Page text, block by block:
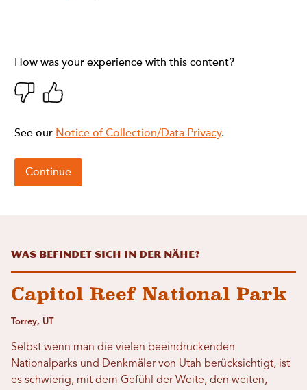
Was befindet sich in der Nähe?
Capitol Reef National Park
Torrey, UT
Selbst wenn man die vielen beeindruckenden
Nationalparks und Denkmäler von Utah berücksichtigt, ist
es schwierig, mit dem Gefühl der Weite, den weiten,